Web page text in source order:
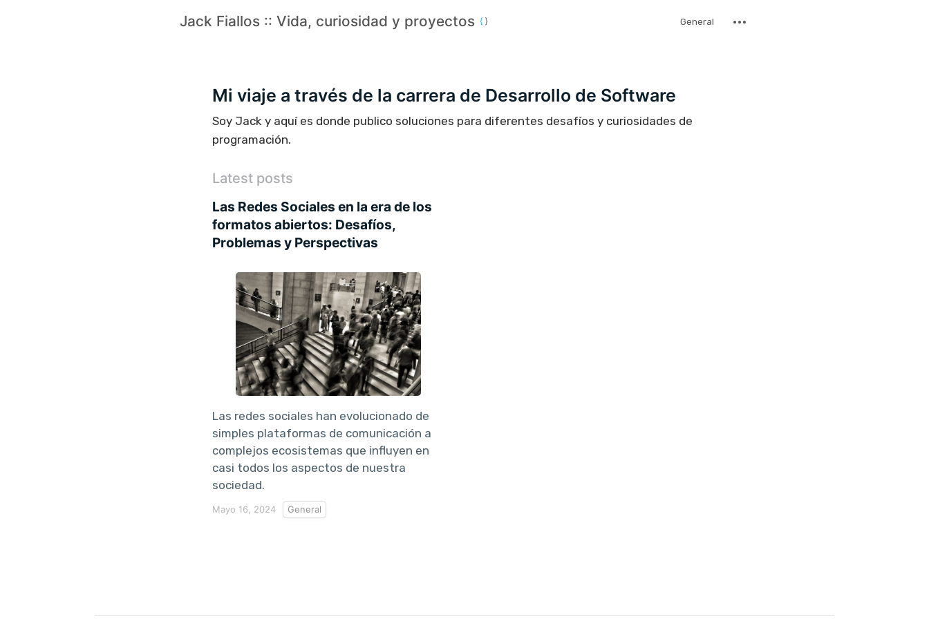
Jack Fiallos :: Vida, curiosidad y proyectos General
Mi viaje a través de la carrera de Desarrollo de Software
Soy Jack y aquí es donde publico soluciones para diferentes desafíos y curiosidades de
programación.
Latest posts
Las Redes Sociales en la era de los
formatos abiertos: Desafíos,
Problemas y Perspectivas
Las redes sociales han evolucionado de
simples plataformas de comunicación a
complejos ecosistemas que influyen en
casi todos los aspectos de nuestra
sociedad.
Mayo 16, 2024 General